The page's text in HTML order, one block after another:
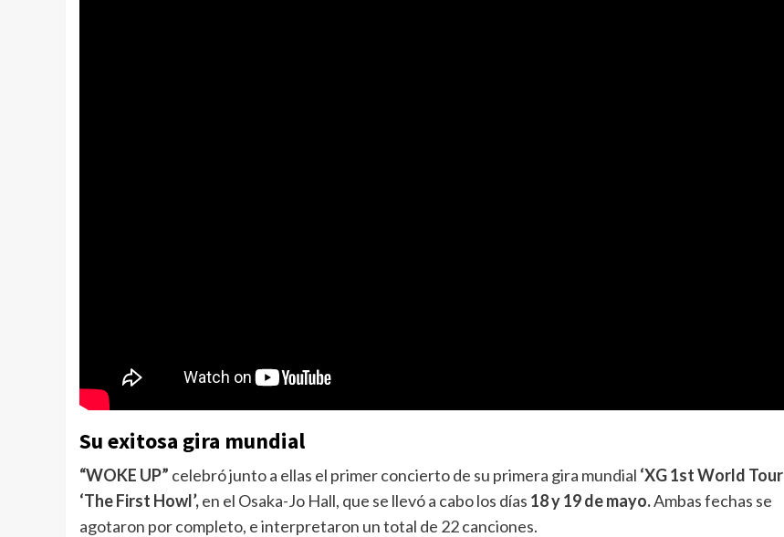
Su exitosa gira mundial
“WOKE UP” celebró junto a ellas el primer concierto de su primera gira mundial ‘XG 1st World Tour
‘The First Howl’,en el Osaka-Jo Hall, que se llevó a cabo los días 18 y 19 de mayo.Ambas fechas se
agotaron por completo, e interpretaron un total de 22 canciones.